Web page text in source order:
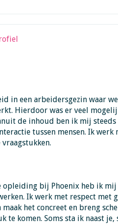
in een arbeidersgezin waar
Hierdoor was er veel
de inhoud ben ik mij
tussen mensen. Ik werk
opleiding bij Phoenix heb ik
Ik werk met respect met
het concreet en breng
te komen. Soms sta ik naast